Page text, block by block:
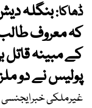
ڈھاکا:بنگلہ
کہ معروف
کے مبینہ قاتل
پولیس نے دو
غیرملکی